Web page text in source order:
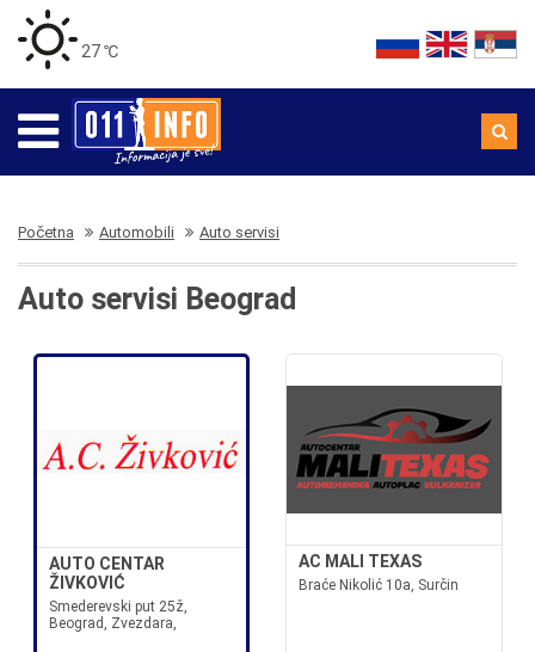
27 ℃
Početna Automobili Auto servisi
Auto servisi Beograd
AUTO CENTAR
ŽIVKOVIĆ
Smederevski put 25ž,
Beograd, Zvezdara,
AC MALI TEXAS
Braće Nikolić 10a, Surčin